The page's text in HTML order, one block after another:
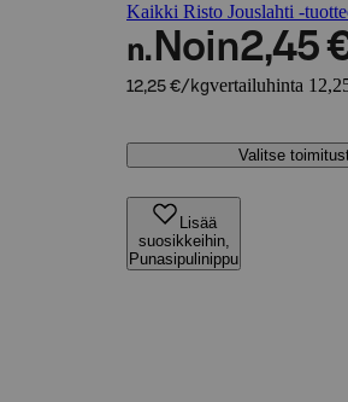
Kaikki Risto Jouslahti -
n. Noin2,45
12,25 €/kgvertailuhinta
Valitse
Lisää
suosikkeihin,
Punasipulinippu